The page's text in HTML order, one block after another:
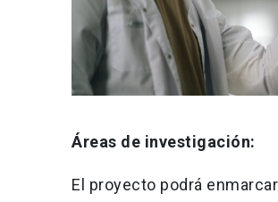
Áreas de investigación:
El proyecto podrá